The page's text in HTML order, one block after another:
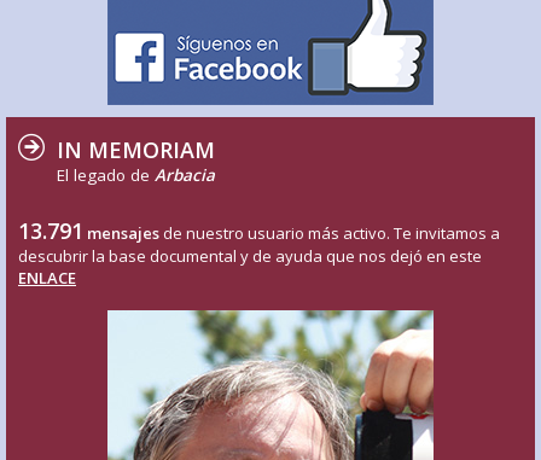
IN MEMORIAM
El legado de Arbacia
13.791 mensajes de nuestro usuario más activo. Te invitamos a
descubrir la base documental y de ayuda que nos dejó en este
ENLACE